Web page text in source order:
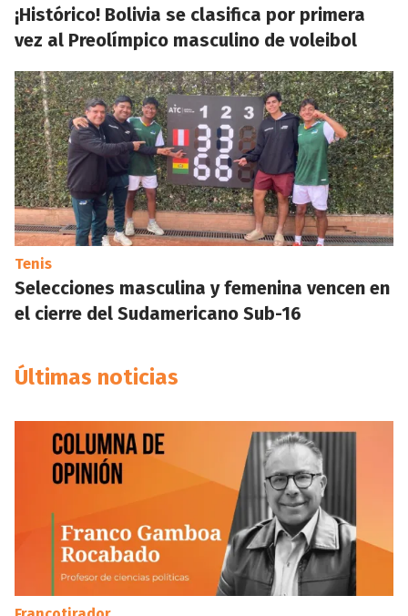
¡Histórico! Bolivia se clasifica por primera
vez al Preolímpico masculino de voleibol
Tenis
Selecciones masculina y femenina vencen en
el cierre del Sudamericano Sub-16
Últimas noticias